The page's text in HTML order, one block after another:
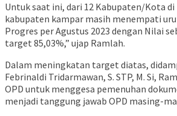
Untuk saat ini, dari 12 Kabupaten/Kota di
kabupaten kampar masih menempati
Progres per Agustus 2023 dengan Nilai
target 85,03%,” ujap Ramlah.
Dalam meningkatan target diatas,
Febrinaldi Tridarmawan, S. STP, M. Si,
OPD untuk menggesa pemenuhan
menjadi tanggung jawab OPD masing-